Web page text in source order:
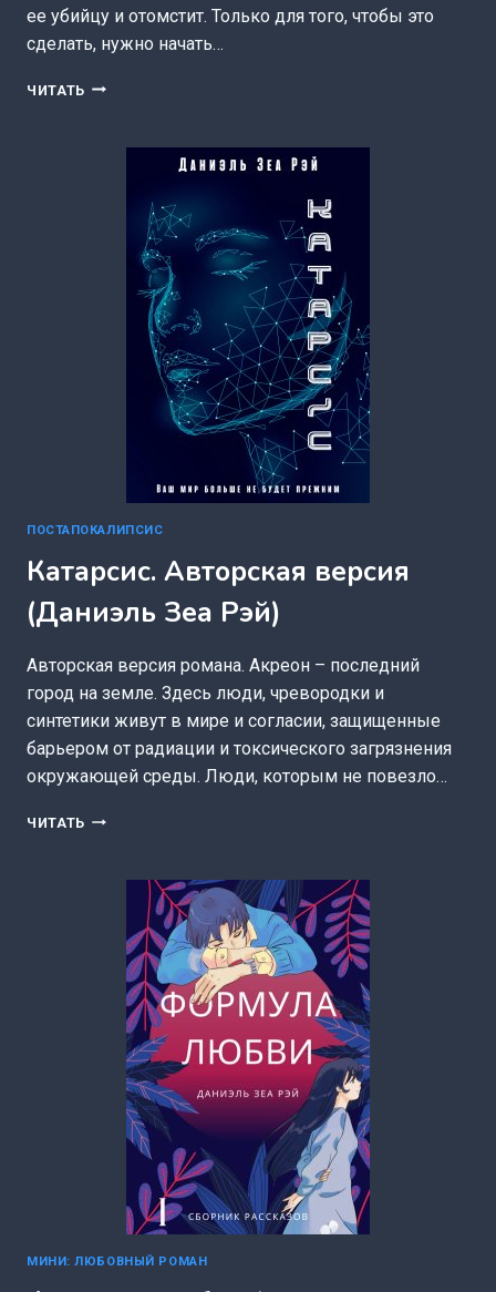
ее убийцу и отомстит. Только для того, чтобы это
сделать, нужно начать…
ЧИТАТЬ ЭЛЬФ
ПОСТАПОКАЛИПСИС
Катарсис. Авторская версия
(Даниэль Зеа Рэй)
Авторская версия романа. Акреон – последний
город на земле. Здесь люди, чревородки и
синтетики живут в мире и согласии, защищенные
барьером от радиации и токсического загрязнения
окружающей среды. Люди, которым не повезло…
ЧИТАТЬ КАТАРСИС.
(ДАНИЭЛЬ
МИНИ: ЛЮБОВНЫЙ РОМАН